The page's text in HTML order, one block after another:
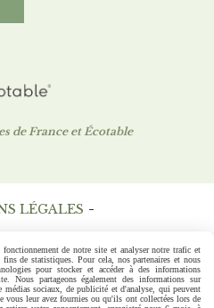
de France et Écotable
LÉGALES
DE VENTE
GESTION COOKIES
de notre site et analyser notre trafic et
de statistiques. Pour cela, nos partenaires et nous
pour stocker et accéder à des informations
Nous partageons également des informations sur
sociaux, de publicité et d'analyse, qui peuvent
vous leur avez fournies ou qu'ils ont collectées lors de